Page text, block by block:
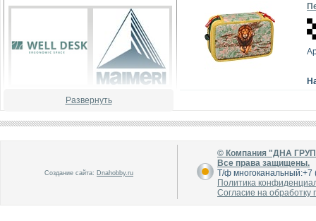
В каталог
Развернуть
Создание сайта: Dnahobby.ru
© Компания "ДНА
Все права защищены.
Т/ф
Политика
Согласие на